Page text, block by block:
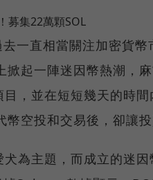
募集22萬顆SOL
一直相當關注加密貨
起一陣迷因幣熱潮，
，並在短短幾天的時
空投和交易後，卻讓投
為主題，而成立的迷